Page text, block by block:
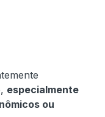
especialmente
ou